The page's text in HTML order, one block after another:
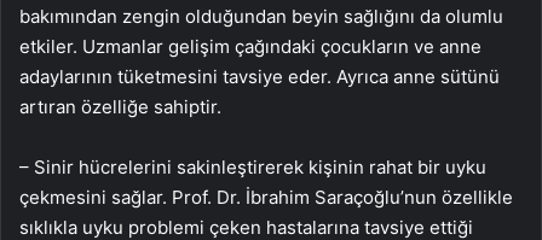
bakımından zengin olduğundan beyin sağlığını da olumlu
etkiler. Uzmanlar gelişim çağındaki çocukların ve anne
adaylarının tüketmesini tavsiye eder. Ayrıca anne sütünü
artıran özelliğe sahiptir.
– Sinir hücrelerini sakinleştirerek kişinin rahat bir uyku
çekmesini sağlar. Prof. Dr. İbrahim Saraçoğlu’nun özellikle
sıklıkla uyku problemi çeken hastalarına tavsiye ettiği